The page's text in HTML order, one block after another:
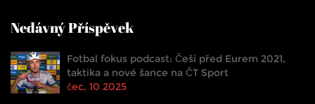
Nedávný Příspěvek
Fotbal fokus podcast: Češi před Eurem 2021,
taktika a nové šance na ČT Sport
čec, 10 2025